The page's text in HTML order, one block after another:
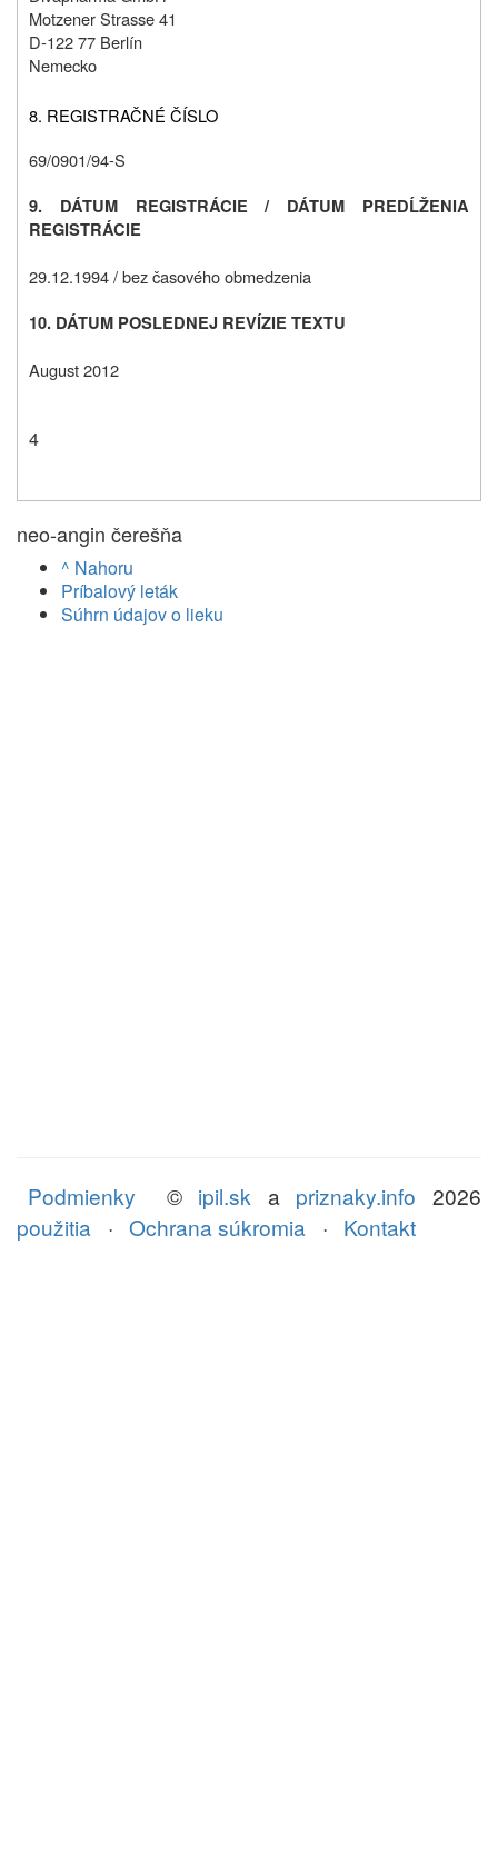
Motzener Strasse 41
D-122 77 Berlín
Nemecko
8. REGISTRAČNÉ ČÍSLO
69/0901/94-S
9. DÁTUM REGISTRÁCIE / DÁTUM PREDĹŽENIA
REGISTRÁCIE
29.12.1994 / bez časového obmedzenia
10. DÁTUM POSLEDNEJ REVÍZIE TEXTU
August 2012
4
neo-angin čerešňa
^ Nahoru
Príbalový leták
Súhrn údajov o lieku
© ipil.sk a priznaky.info 2026
Podmienky
použitia · Ochrana súkromia · Kontakt